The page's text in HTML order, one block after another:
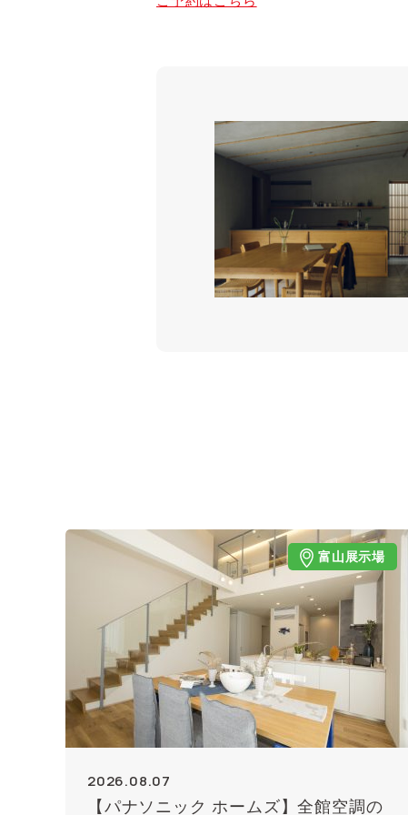
富山展示場
2026.08.07
【パナソニック ホームズ】全館空調の